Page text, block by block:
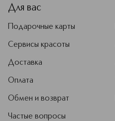
Для вас
Подарочные карты
Сервисы красоты
Доставка
Оплата
Обмен и возврат
Частые вопросы